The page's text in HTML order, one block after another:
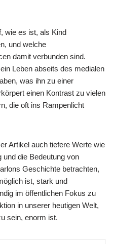
wie es ist, als Kind
und welche
damit verbunden sind.
Leben abseits des medialen
was ihn zu einer
einen Kontrast zu vielen
die oft ins Rampenlicht
Artikel auch tiefere Werte wie
die Bedeutung von
Geschichte betrachten,
ist, stark und
im öffentlichen Fokus zu
in unserer heutigen Welt,
sein, enorm ist.